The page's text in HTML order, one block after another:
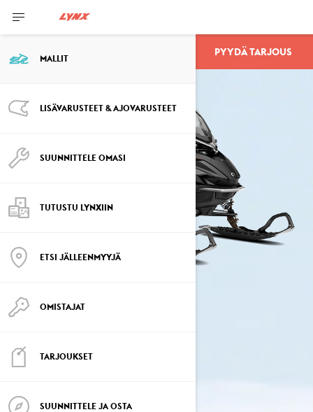
MALLIT
LISÄVARUSTEET & AJOVARUSTEET
SUUNNITTELE OMASI
TUTUSTU LYNXIIN
ETSI JÄLLEENMYYJÄ
OMISTAJAT
TARJOUKSET
SUUNNITTELE JA OSTA
ADVENTURE PYYDÄ TARJOUS